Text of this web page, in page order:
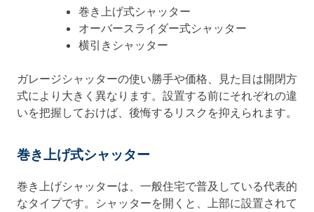
巻き上げ式シャッター
オーバースライダー式シャッター
横引きシャッター
ガレージシャッターの使い勝手や価格、見た目は開閉方
式により大きく異なります。設置する前にそれぞれの違
いを把握しておけば、後悔するリスクを抑えられます。
巻き上げ式シャッター
巻き上げシャッターは、一般住宅で普及している代表的
なタイプです。シャッターを開くと、上部に設置されて